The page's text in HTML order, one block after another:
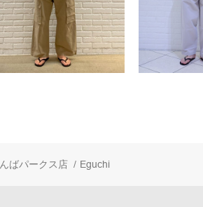
ばパークス店 / Eguchi